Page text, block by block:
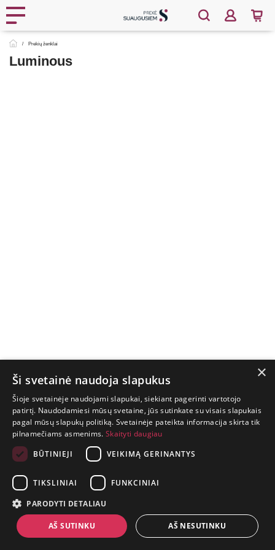
Prekių ženklai
Luminous
GYVENIMAS
TRUMPAS.
PATIRK
NUOTYKĮ.
+370 650 88860
P. Lukšio g. 2, Vilnius ("Sigma" teritorija)
×
Ši svetainė naudoja slapukus
Šioje svetainėje naudojami slapukai, siekiant pagerinti vartotojo
patirtį. Naudodamiesi mūsų svetaine, jūs sutinkate su visais slapukais
pagal mūsų slapukų politiką. Svetainėje pateikta informacija skirta tik
pilnamečiams asmenims. Skaityti daugiau
BŪTINIEJI
VEIKIMĄ GERINANTYS
TIKSLINIAI FUNKCINIAI
PARODYTI DETALIAU
AŠ SUTINKU AŠ NESUTINKU